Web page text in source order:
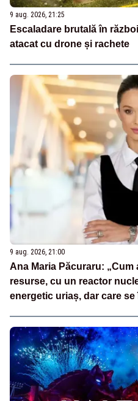
9 aug. 2026, 21:25
Escaladare brutală în
atacat cu drone și rachete
9 aug. 2026, 21:00
Ana Maria Păcuraru:
resurse, cu un reactor
energetic uriaș, dar care